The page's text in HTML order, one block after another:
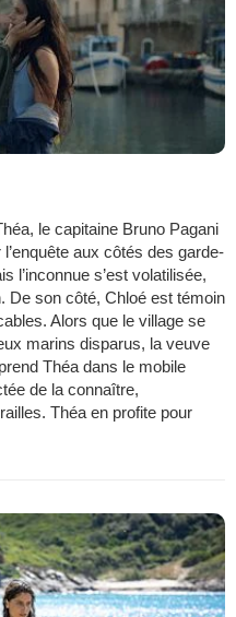
le capitaine Bruno Pagani
aux côtés des garde-
l’inconnue s’est volatilisée,
De son côté, Chloé est témoin
Alors que le village se
marins disparus, la veuve
Théa dans le mobile
de la connaître,
Théa en profite pour